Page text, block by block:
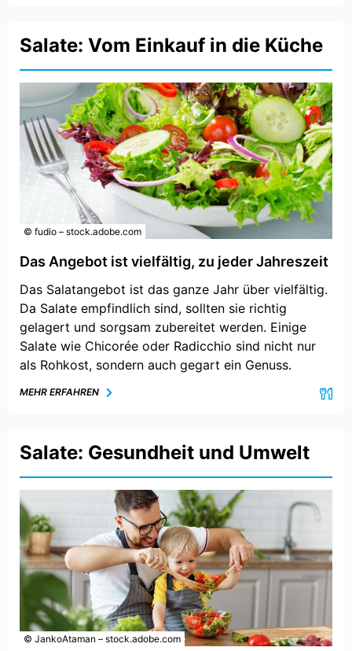
© fudio – stock.adobe.com
Salate: Vom Einkauf in die Küche
Das Angebot ist vielfältig, zu jeder Jahreszeit
Das Salatangebot ist das ganze Jahr über vielfältig.
Da Salate empfindlich sind, sollten sie richtig
gelagert und sorgsam zubereitet werden. Einige
Salate wie Chicorée oder Radicchio sind nicht nur
als Rohkost, sondern auch gegart ein Genuss.
MEHR ERFAHREN
© JankoAtaman – stock.adobe.com
Salate: Gesundheit und Umwelt